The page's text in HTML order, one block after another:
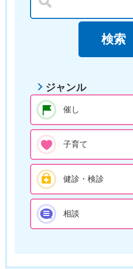
ジャンル
催し
子育て
健診・検診
相談